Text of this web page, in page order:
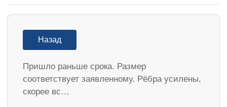
Назад
Пришло раньше срока. Размер
соответствует заявленному. Рёбра усилены,
скорее вс…